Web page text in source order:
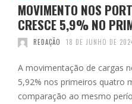
MOVIMENTO NOS
CRESCE 5,9% NO
REDAÇÃO 18 DE JUNHO DE
A movimentação de cargas
5,92% nos primeiros quatro
comparação ao mesmo